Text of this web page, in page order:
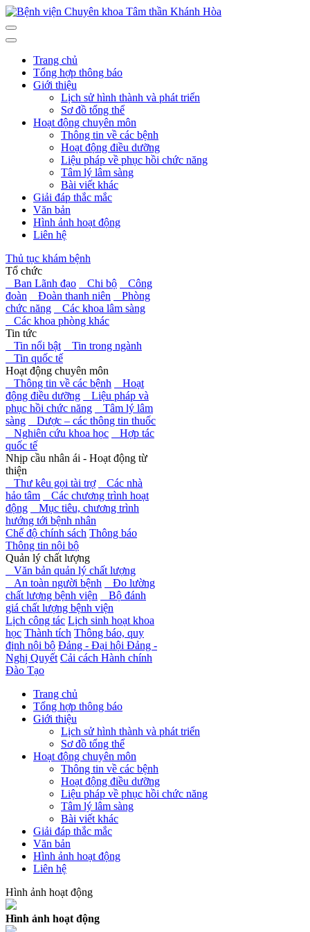
Trang chủ
Tổng hợp thông báo
Giới thiệu
Lịch sử hình thành và phát triển
Sơ đồ tổng thể
Hoạt động chuyên môn
Thông tin về các bệnh
Hoạt động điều dưỡng
Liệu pháp về phục hồi chức năng
Tâm lý lâm sàng
Bài viết khác
Giải đáp thắc mắc
Văn bản
Hình ảnh hoạt động
Liên hệ
Thủ tục khám bệnh
Tổ chức
Ban Lãnh đạo
Chi bộ
Công
đoàn
Đoàn thanh niên
Phòng
chức năng
Các khoa lâm sàng
Các khoa phòng khác
Tin tức
Tin nổi bật
Tin trong ngành
Tin quốc tế
Hoạt động chuyên môn
Thông tin về các bệnh
Hoạt
động điều dưỡng
Liệu pháp và
phục hồi chức năng
Tâm lý lâm
sàng
Dược – các thông tin thuốc
Nghiên cứu khoa học
Hợp tác
quốc tế
Nhịp cầu nhân ái - Hoạt động từ
thiện
Thư kêu gọi tài trợ
Các nhà
hảo tâm
Các chương trình hoạt
động
Mục tiêu, chương trình
hướng tới bệnh nhân
Chế độ chính sách Thông báo
Thông tin nội bộ
Quản lý chất lượng
Văn bản quản lý chất lượng
An toàn người bệnh
Đo lường
chất lượng bệnh viện
Bộ đánh
giá chất lượng bệnh viện
Lịch công tác Lịch sinh hoạt khoa
học Thành tích Thông báo, quy
định nội bộ Đảng - Đại hội Đảng -
Nghị Quyết Cải cách Hành chính
Đào Tạo
Trang chủ
Tổng hợp thông báo
Giới thiệu
Lịch sử hình thành và phát triển
Sơ đồ tổng thể
Hoạt động chuyên môn
Thông tin về các bệnh
Hoạt động điều dưỡng
Liệu pháp về phục hồi chức năng
Tâm lý lâm sàng
Bài viết khác
Giải đáp thắc mắc
Văn bản
Hình ảnh hoạt động
Liên hệ
Hình ảnh hoạt động
Hình ảnh hoạt động